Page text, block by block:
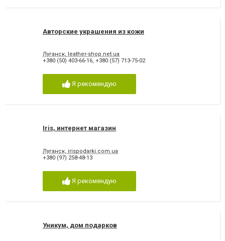
Авторские украшения из кожи
Луганск, leather-shop.net.ua
+380 (50) 403-66-16, +380 (57) 713-75-02
Я рекомендую
Iris, интернет магазин
Луганск, irispodarki.com.ua
+380 (97) 258-48-13
Я рекомендую
Уникум, дом подарков